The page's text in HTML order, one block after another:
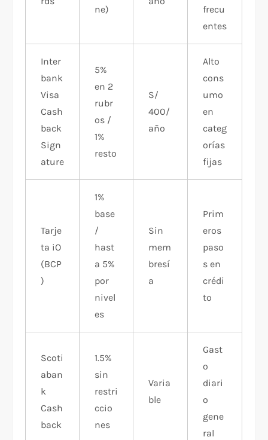
ne)
frecu
entes
Inter
bank
Visa
Cash
back
Sign
ature
5%
en 2
rubr
os /
1%
resto
S/
400/
año
Alto
cons
umo
en
categ
orías
fijas
Tarje
ta iO
(BCP
)
1%
base
/
hast
a 5%
por
nivel
es
Sin
mem
bresí
a
Prim
eros
paso
s en
crédi
to
Scoti
aban
k
Cash
back
1.5%
sin
restri
ccio
nes
Varia
ble
Gast
o
diari
o
gene
ral